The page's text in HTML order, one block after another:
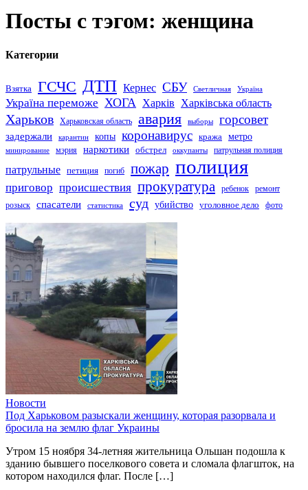
Посты с тэгом: женщина
Категории
Взятка ГСЧС ДТП Кернес СБУ Светличная Україна
Україна переможе ХОГА Харків Харківська область
Харьков Харьковская область авария выборы горсовет
задержали карантин копы коронавирус кража метро
минирование мэрия наркотики обстрел оккупанты патрульная полиция
патрульные петиция погиб пожар полиция
приговор происшествия прокуратура ребенок
ремонт
розыск
спасатели статистика суд убийство уголовное дело фото
Новости
Под Харьковом разыскали женщину, которая разорвала и
бросила на землю флаг Украины
Утром 15 ноября 34-летняя жительница Ольшан подошла к
зданию бывшего поселкового совета и сломала флагшток, на
котором находился флаг. После […]